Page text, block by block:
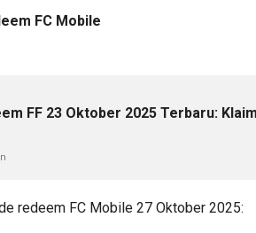
FC Mobile
FF 23 Oktober 2025 Terbaru: Klaim
redeem FC Mobile 27 Oktober 2025: